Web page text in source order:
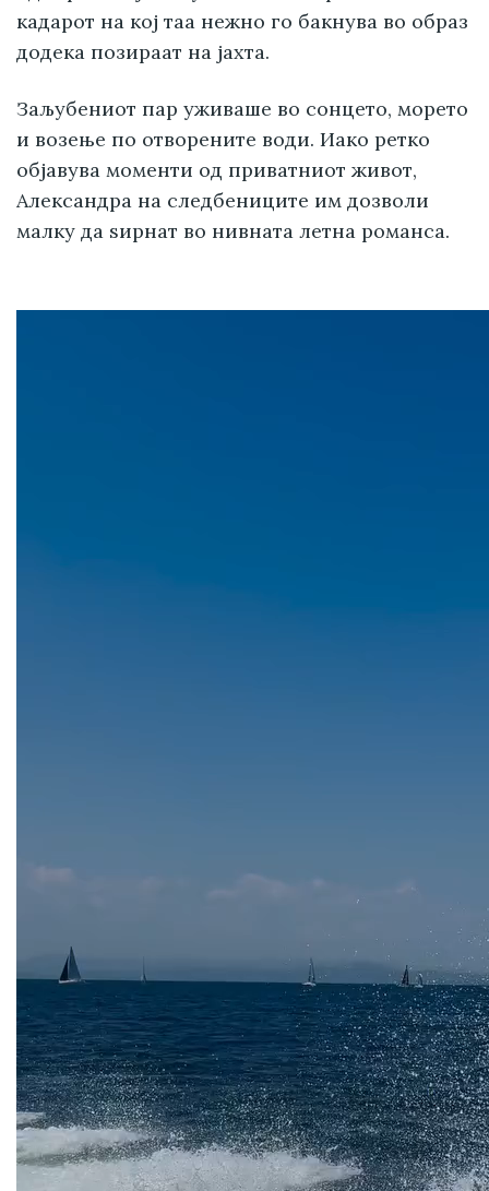
кадарот на кој таа нежно го бакнува во образ
додека позираат на јахта.
Заљубениот пар уживаше во сонцето, морето
и возење по отворените води. Иако ретко
објавува моменти од приватниот живот,
Александра на следбениците им дозволи
малку да ѕирнат во нивната летна романса.